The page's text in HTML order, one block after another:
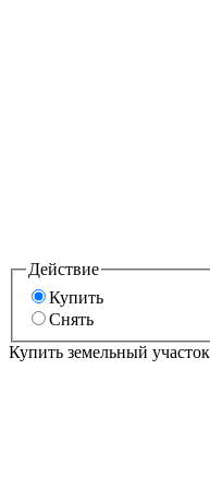
Действие
Купить
Снять
Купить земельный участок